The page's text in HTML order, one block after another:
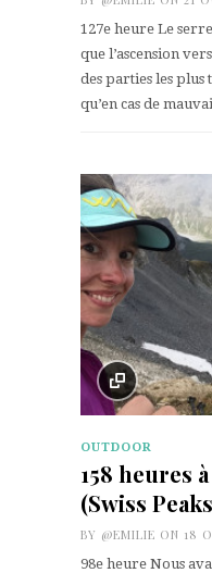
127e heure Le
que l’ascension
des parties les plus
qu’en cas de
OUTDOOR
158 heures
(Swiss
BY @EMILIE ON 18
98e heure Nous